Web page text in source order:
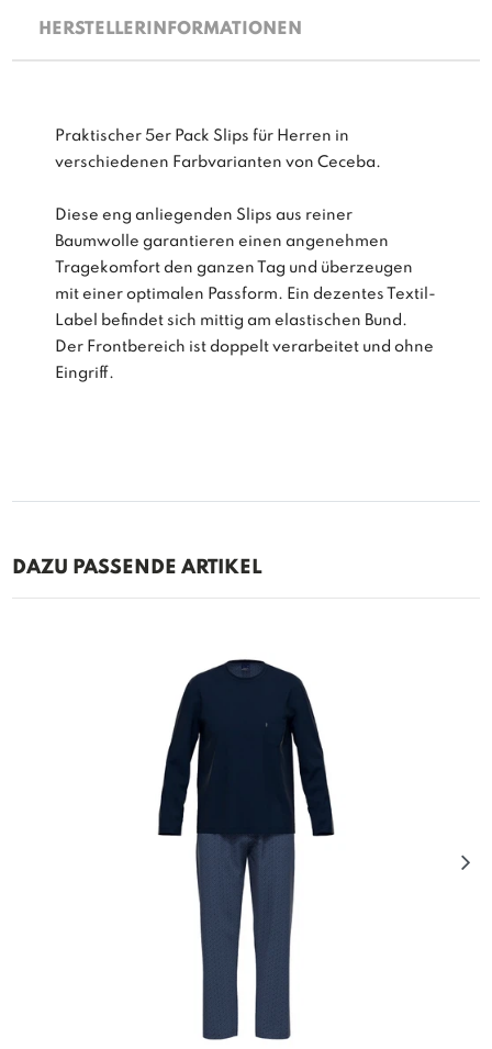
HERSTELLERINFORMATIONEN
Praktischer 5er Pack Slips für Herren in
verschiedenen Farbvarianten von Ceceba.
Diese eng anliegenden Slips aus reiner
Baumwolle garantieren einen angenehmen
Tragekomfort den ganzen Tag und überzeugen
mit einer optimalen Passform. Ein dezentes Textil-
Label befindet sich mittig am elastischen Bund.
Der Frontbereich ist doppelt verarbeitet und ohne
Eingriff.
DAZU PASSENDE ARTIKEL